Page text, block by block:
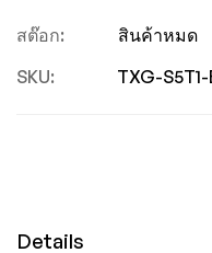
สินค้าหมด
SKU
TXG-S5T1-
Details